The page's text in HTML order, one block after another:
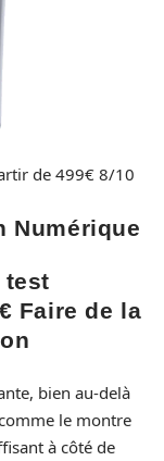
de 499€ 8/10
Numérique
test
Faire de la
bien au-delà
le montre
à côté de